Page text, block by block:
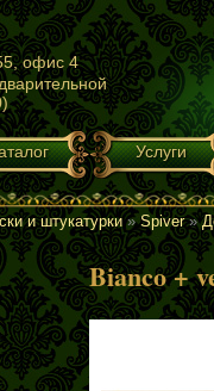
офис 4
Услуги
и штукатурки » Spiver »
Bianco +